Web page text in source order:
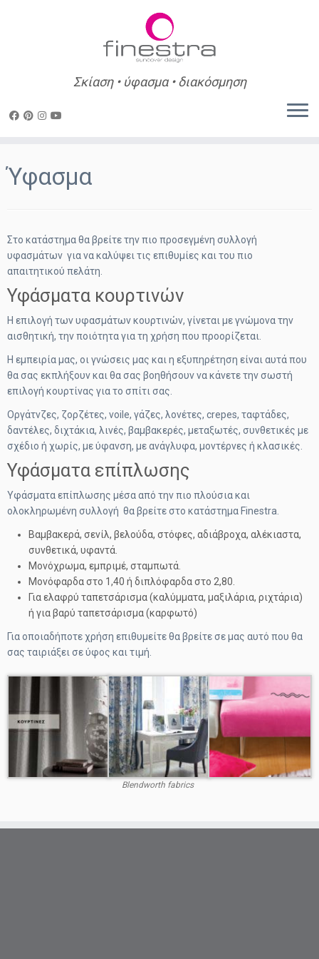
to
content
Σκίαση • ύφασμα • διακόσμηση
Ύφασμα
Στο κατάστημα θα βρείτε την πιο προσεγμένη συλλογή
υφασμάτων για να καλύψει τις επιθυμίες και του πιο
απαιτητικού πελάτη.
Υφάσματα κουρτινών
Η επιλογή των υφασμάτων κουρτινών, γίνεται με γνώμονα την
αισθητική, την ποιότητα για τη χρήση που προορίζεται.
Η εμπειρία μας, οι γνώσεις μας και η εξυπηρέτηση είναι αυτά που
θα σας εκπλήξουν και θα σας βοηθήσουν να κάνετε την σωστή
επιλογή κουρτίνας για το σπίτι σας.
Οργάτνζες, ζορζέτες, voile, γάζες, λονέτες, crepes, ταφτάδες,
δαντέλες, διχτάκια, λινές, βαμβακερές, μεταξωτές, συνθετικές με
σχέδιο ή χωρίς, με ύφανση, με ανάγλυφα, μοντέρνες ή κλασικές.
Υφάσματα επίπλωσης
Υφάσματα επίπλωσης μέσα από την πιο πλούσια και
ολοκληρωμένη συλλογή θα βρείτε στο κατάστημα Finestra.
Βαμβακερά, σενίλ, βελούδα, στόφες, αδιάβροχα, αλέκιαστα,
συνθετικά, υφαντά.
Μονόχρωμα, εμπριμέ, σταμπωτά.
Μονόφαρδα στο 1,40 ή διπλόφαρδα στο 2,80.
Για ελαφρύ ταπετσάρισμα (καλύμματα, μαξιλάρια, ριχτάρια)
ή για βαρύ ταπετσάρισμα (καρφωτό)
Για οποιαδήποτε χρήση επιθυμείτε θα βρείτε σε μας αυτό που θα
σας ταιριάξει σε ύφος και τιμή.
Blendworth fabrics